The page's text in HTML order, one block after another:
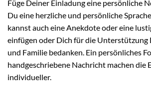
Füge Deiner Einladung eine persönliche
Du eine herzliche und persönliche
kannst auch eine Anekdote oder eine
einfügen oder Dich für die Unterstützung
und Familie bedanken. Ein persönliches
handgeschriebene Nachricht machen die
individueller.